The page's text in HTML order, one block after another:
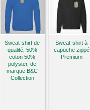
Sweat-shirt de
qualité, 50%
coton 50%
polyster, de
marque B&C
Collection
Sweat-shirt à
capuche zippé
Premium